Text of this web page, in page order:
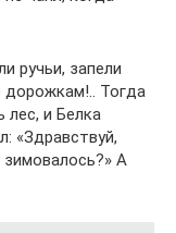
ручьи, запели
дорожкам!.. Тогда
лес, и Белка
«Здравствуй,
А